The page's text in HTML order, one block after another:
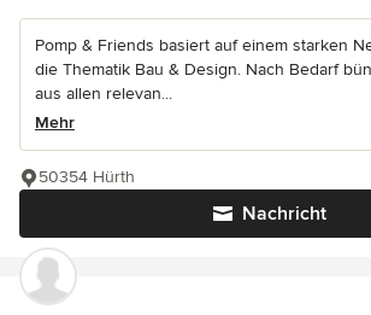
Pomp & Friends basiert auf einem starken
die Thematik Bau & Design. Nach Bedarf
aus allen relevan...
Mehr
Nachricht
50354 Hürth